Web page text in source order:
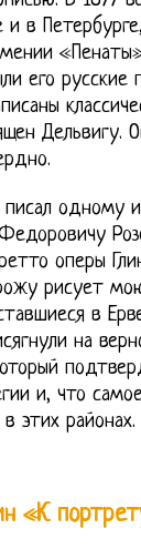
и в
его русские
Дельвигу.
одному
оперы
рисует
в
на
и, что
этих районах.
«К